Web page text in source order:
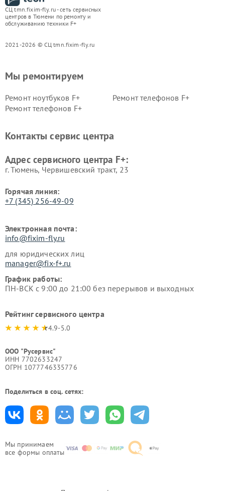
СЦ tmn.fixim-fly.ru - сеть сервисных
центров в Тюмени по ремонту и
обслуживанию техники F+
2021-2026 © СЦ tmn.fixim-fly.ru
Мы принимаем
все формы оплаты
Мы ремонтируем
Ремонт ноутбуков F+
Ремонт телефонов F+
Ремонт телефонов F+
Контакты сервис центра
Адрес сервисного центра F+:
г. Тюмень, ​Червишевский тракт, 23
Горячая линия:
+7 (345) 256-49-09
Электронная почта:
info@fixim-fly.ru
для юридических лиц
manager@fix-f+.ru
График работы:
ПН-ВСК с 9:00 до 21:00 без перерывов и выходных
Рейтинг сервисного центра
4.9-5.0
ООО "Русервис"
ИНН 7702633247
ОГРН 1077746335776
Поделиться в соц. сетях: